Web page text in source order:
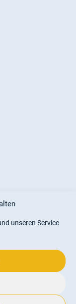
unseren Service